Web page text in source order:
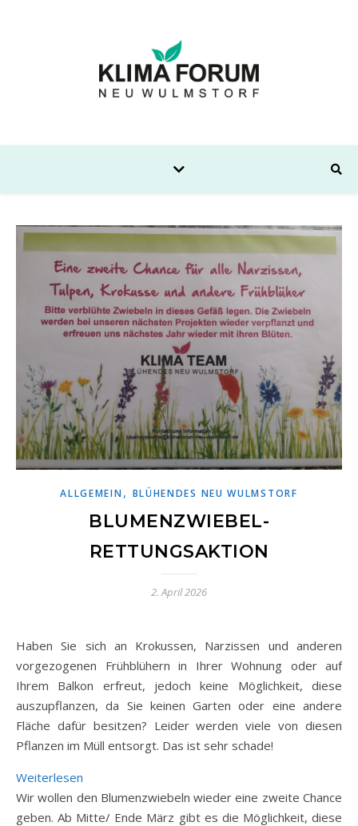
ALLGEMEIN, BLÜHENDES NEU WULMSTORF
BLUMENZWIEBEL-
RETTUNGSAKTION
2. April 2026
Haben Sie sich an Krokussen, Narzissen und anderen
vorgezogenen Frühblühern in Ihrer Wohnung oder auf
Ihrem Balkon erfreut, jedoch keine Möglichkeit, diese
auszupflanzen, da Sie keinen Garten oder eine andere
Fläche dafür besitzen? Leider werden viele von diesen
Pflanzen im Müll entsorgt. Das ist sehr schade!
Weiterlesen
Wir wollen den Blumenzwiebeln wieder eine zweite Chance
geben. Ab Mitte/ Ende März gibt es die Möglichkeit, diese